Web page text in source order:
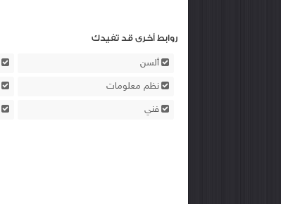
روابط أخرى قد تفيدك
ألسن
نظم معلومات
فني